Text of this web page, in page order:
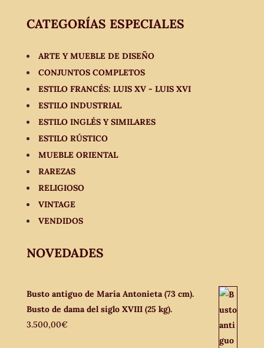
CATEGORÍAS ESPECIALES
ARTE Y MUEBLE DE DISEÑO
CONJUNTOS COMPLETOS
ESTILO FRANCÉS: LUIS XV - LUIS XVI
ESTILO INDUSTRIAL
ESTILO INGLÉS Y SIMILARES
ESTILO RÚSTICO
MUEBLE ORIENTAL
RAREZAS
RELIGIOSO
VINTAGE
VENDIDOS
NOVEDADES
Busto antiguo de María Antonieta (73 cm).
Busto de dama del siglo XVIII (25 kg).
3.500,00€